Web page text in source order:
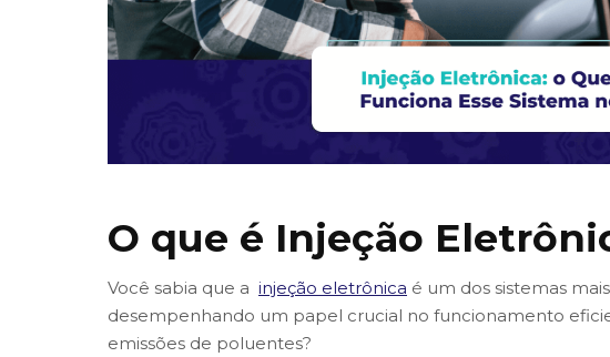
O que é Injeção
Você sabia que a injeção eletrônica é um dos sistemas
desempenhando um papel crucial no funcionamento
emissões de poluentes?